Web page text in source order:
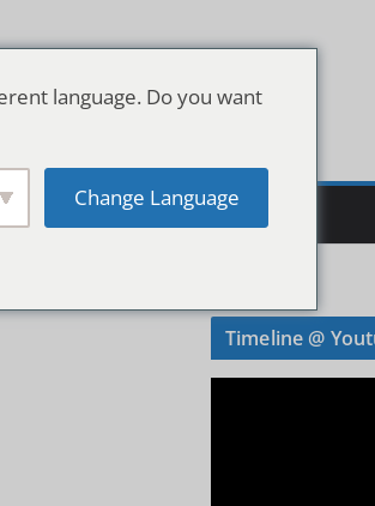
Timeline @
language. Do you want
Change Language